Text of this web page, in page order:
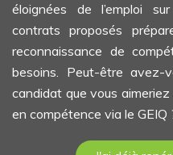
éloignées de l’emploi
contrats proposés
reconnaissance de
besoins. Peut-être avez-
candidat que vous
en compétence via le GEIQ